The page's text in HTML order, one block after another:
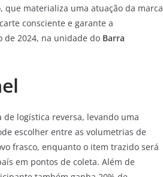
que materializa uma atuação da marca
consciente e garante a
de 2024, na unidade do Barra
logística reversa, levando uma
escolher entre as volumetrias de
frasco, enquanto o item trazido será
em pontos de coleta. Além de